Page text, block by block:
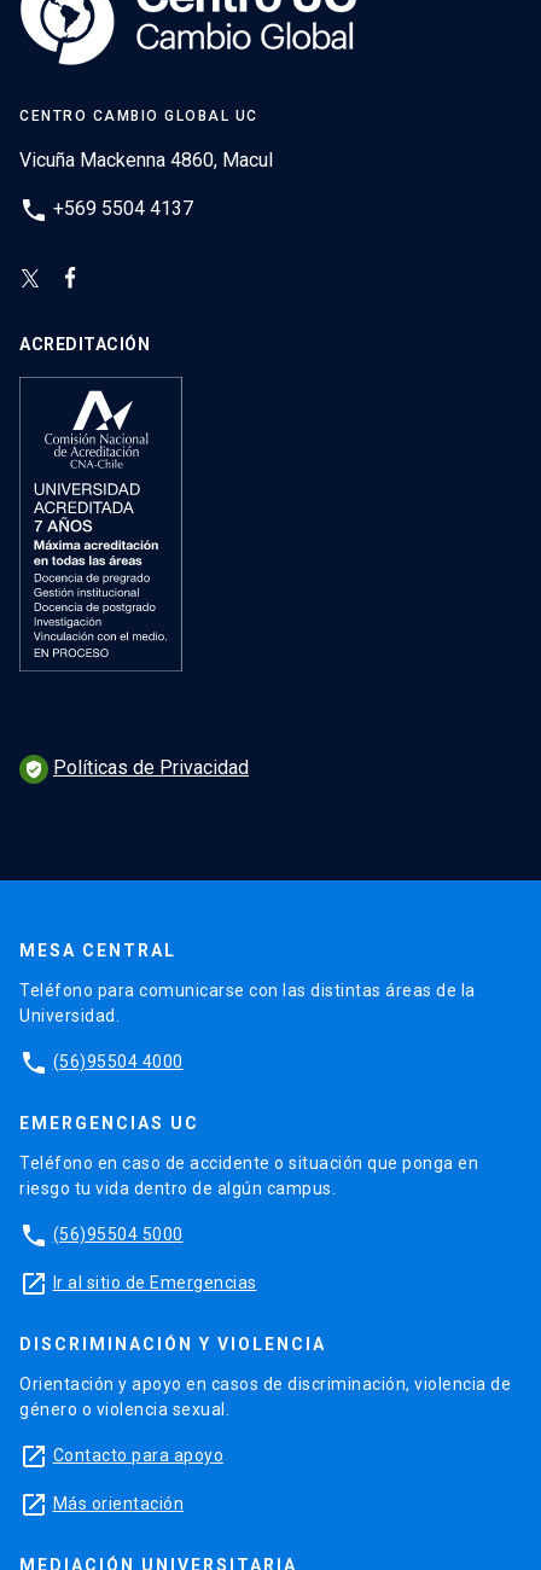
CENTRO CAMBIO GLOBAL UC
Vicuña Mackenna 4860, Macul
phone +569 5504 4137
ACREDITACIÓN
verified_user Políticas de Privacidad
MESA CENTRAL
Teléfono para comunicarse con las distintas áreas de la
Universidad.
phone (56)95504 4000
EMERGENCIAS UC
Teléfono en caso de accidente o situación que ponga en
riesgo tu vida dentro de algún campus.
phone (56)95504 5000
launch Ir al sitio de Emergencias
DISCRIMINACIÓN Y VIOLENCIA
Orientación y apoyo en casos de discriminación, violencia de
género o violencia sexual.
launch Contacto para apoyo
launch Más orientación
MEDIACIÓN UNIVERSITARIA